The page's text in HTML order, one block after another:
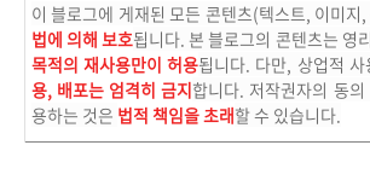
이 블로그에 게재된 모든 콘텐츠(텍스트, 이미지
법에 의해 보호됩니다. 본 블로그의 콘텐츠는 영
목적의 재사용만이 허용됩니다. 다만, 상업적 사
용, 배포는 엄격히 금지합니다. 저작권자의 동
용하는 것은 법적 책임을 초래할 수 있습니다.